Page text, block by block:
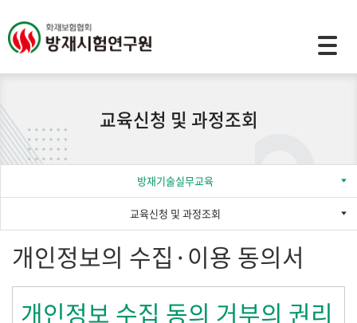
교육신청 및 과정조회
방재기술실무교육
교육신청 및 과정조회
개인정보의 수집·이용 동의서
개인정보 수집 동의 거부의 권리